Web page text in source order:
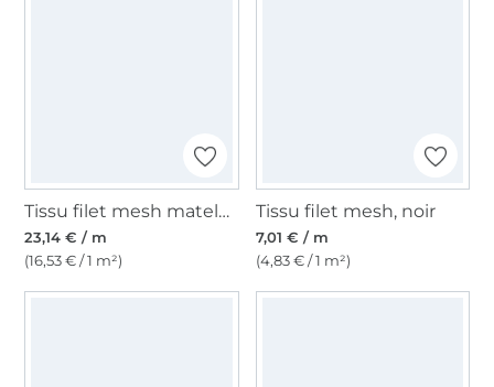
Tissu filet mesh matelassé 3D, noir
23,14 € / m
(16,53 € / 1 m²)
Tissu filet mesh, noir
7,01 € / m
(4,83 € / 1 m²)